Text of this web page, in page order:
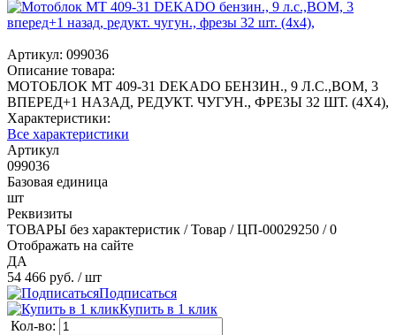
Артикул: 099036
Описание товара:
МОТОБЛОК МТ 409-31 DEKADO БЕНЗИН., 9 Л.С.,ВОМ, 3
ВПЕРЕД+1 НАЗАД, РЕДУКТ. ЧУГУН., ФРЕЗЫ 32 ШТ. (4Х4),
Характеристики:
Все характеристики
Артикул
099036
Базовая единица
шт
Реквизиты
ТОВАРЫ без характеристик / Товар / ЦП-00029250 / 0
Отображать на сайте
ДА
54 466 руб. / шт
Подписаться
Купить в 1 клик
Кол-во: